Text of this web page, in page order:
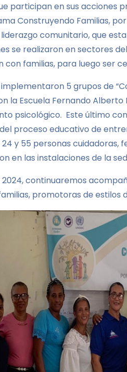
participan en sus acciones
Construyendo Familias,
comunitario, que
se realizaron en sectores
familias, para luego ser
5 grupos de
la Escuela Fernando
psicológico. Este último
proceso educativo de
24 y 55 personas
en las instalaciones de la
2024, continuaremos
promotoras de estilos